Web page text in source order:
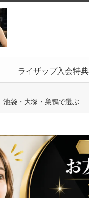
ライザップ入会特典
池袋・大塚・巣鴨で選ぶ